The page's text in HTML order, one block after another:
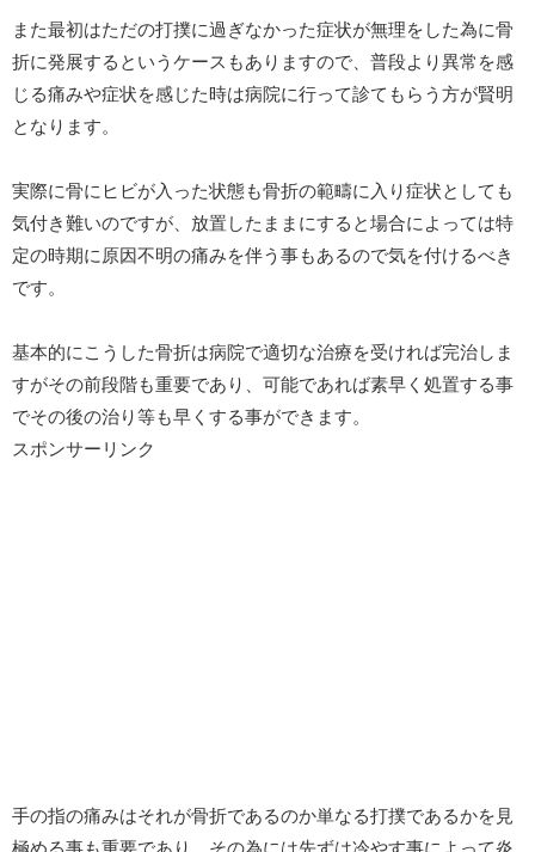
また最初はただの打撲に過ぎなかった症状が無理をした為に骨
折に発展するというケースもありますので、普段より異常を感
じる痛みや症状を感じた時は病院に行って診てもらう方が賢明
となります。
実際に骨にヒビが入った状態も骨折の範疇に入り症状としても
気付き難いのですが、放置したままにすると場合によっては特
定の時期に原因不明の痛みを伴う事もあるので気を付けるべき
です。
基本的にこうした骨折は病院で適切な治療を受ければ完治しま
すがその前段階も重要であり、可能であれば素早く処置する事
でその後の治り等も早くする事ができます。
スポンサーリンク
手の指の痛みはそれが骨折であるのか単なる打撲であるかを見
極める事も重要であり、その為には先ずは冷やす事によって炎